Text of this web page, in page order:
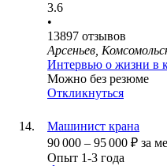
3.6
•
13897 отзывов
Арсеньев,
Интервью о жизни в
Можно без резюме
Откликнуться
Машинист крана
90 000 – 95 000 ₽ за
Опыт 1-3 года